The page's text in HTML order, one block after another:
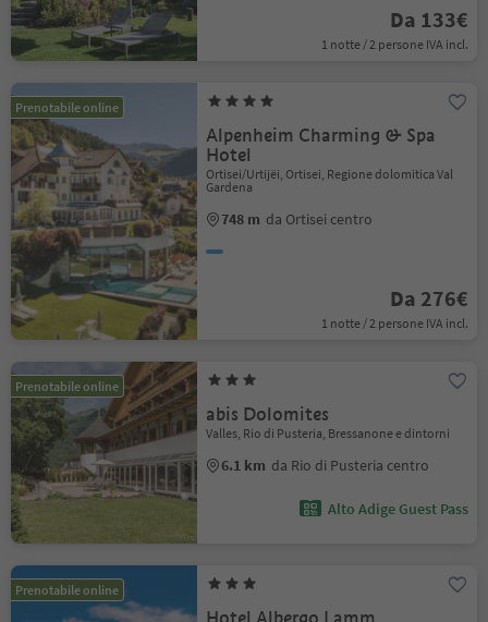
Da 133€
1 notte / 2 persone IVA incl.
Prenotabile online
Alpenheim Charming & Spa
Hotel
Ortisei/Urtijëi, Ortisei, Regione dolomitica Val
Gardena
748 m da Ortisei centro
Da 276€
1 notte / 2 persone IVA incl.
Prenotabile online
abis Dolomites
Valles, Rio di Pusteria, Bressanone e dintorni
6.1 km da Rio di Pusteria centro
Alto Adige Guest Pass
Prenotabile online